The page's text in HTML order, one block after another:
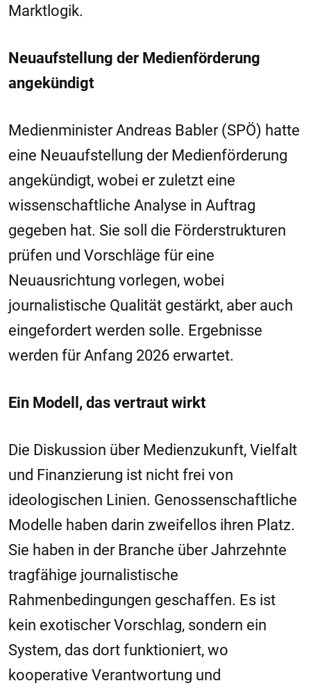
Marktlogik.
Neuaufstellung der Medienförderung
angekündigt
Medienminister Andreas Babler (SPÖ) hatte
eine Neuaufstellung der Medienförderung
angekündigt, wobei er zuletzt eine
wissenschaftliche Analyse in Auftrag
gegeben hat. Sie soll die Förderstrukturen
prüfen und Vorschläge für eine
Neuausrichtung vorlegen, wobei
journalistische Qualität gestärkt, aber auch
eingefordert werden solle. Ergebnisse
werden für Anfang 2026 erwartet.
Ein Modell, das vertraut wirkt
Die Diskussion über Medienzukunft, Vielfalt
und Finanzierung ist nicht frei von
ideologischen Linien. Genossenschaftliche
Modelle haben darin zweifellos ihren Platz.
Sie haben in der Branche über Jahrzehnte
tragfähige journalistische
Rahmenbedingungen geschaffen. Es ist
kein exotischer Vorschlag, sondern ein
System, das dort funktioniert, wo
kooperative Verantwortung und